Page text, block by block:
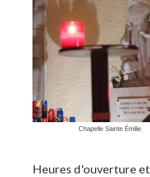
Chapelle Sainte Émilie
Heures d'ouverture et